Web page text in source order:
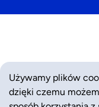
Używamy plików
dzięki czemu